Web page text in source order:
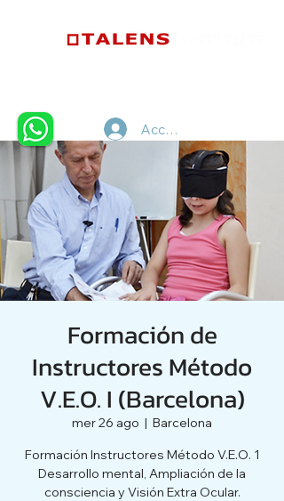
Accedi
Formación de
Instructores Método
V.E.O. I (Barcelona)
mer 26 ago
  |
Barcelona
Formación Instructores Método V.E.O. 1
Desarrollo mental, Ampliación de la
consciencia y Visión Extra Ocular.